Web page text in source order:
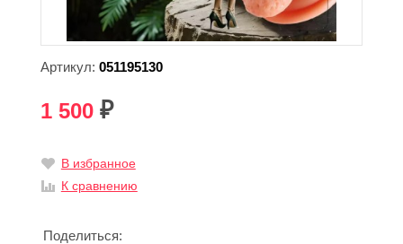
Артикул: 051195130
1 500 ₽
В избранное
К сравнению
Поделиться: